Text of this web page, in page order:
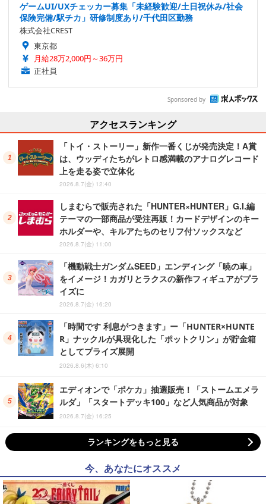
ゲームUI/UXチェッカー募集「未経験歓迎/土日祝休み/社会
保険完備/駅チカ」研修制度あり/千代田区勤務
株式会社CREST
東京都
月給28万2,000円～36万円
正社員
Sponsored by
アクセスランキング
「トイ・ストーリー」新作一番くじが発売決定！A賞
は、ウッディたちがレトロ感満載のアナログレコード
上を走る姿で立体化
2026.8.7(金) 12:40
しまむらで販売された「HUNTER×HUNTER」G.I.編
テーマの一部商品が受注再販！カードデザインのキー
ホルダーや、キルアたちのセリフ付ソックスなど
2026.8.7(金) 11:00
「機動戦士ガンダムSEED」エンディング「暁の車」
をイメージ！カガリとラクスの新作フィギュアがプラ
イズに
2026.8.7(金) 16:20
「時間です 利息がつきます」ー「HUNTER×HUNTE
R」ナックルが具現化した「ポットクリン」が貯金箱
としてプライズ展開
2026.8.6(木) 6:10
エディオンで「ポケカ」抽選販売！「ストームエメラ
ルダ」「スタートデッキ100」など人気商品が対象
2026.8.7(金) 16:25
ランキングをもっと見る
今、あなたにオススメ